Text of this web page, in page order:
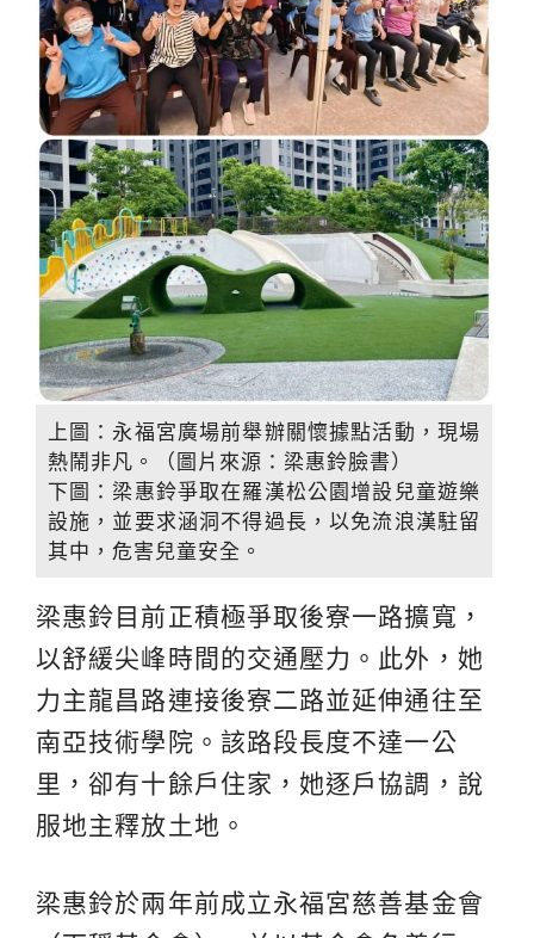
上圖：永福宮廣場前舉辦關懷據點活動，現場
熱鬧非凡。（圖片來源：梁惠鈴臉書）
下圖：梁惠鈴爭取在羅漢松公園增設兒童遊樂
設施，並要求涵洞不得過長，以免流浪漢駐留
其中，危害兒童安全。
梁惠鈴目前正積極爭取後寮一路擴寬，
以舒緩尖峰時間的交通壓力。此外，她
力主龍昌路連接後寮二路並延伸通往至
南亞技術學院。該路段長度不達一公
里，卻有十餘戶住家，她逐戶協調，說
服地主釋放土地。
梁惠鈴於兩年前成立永福宮慈善基金會